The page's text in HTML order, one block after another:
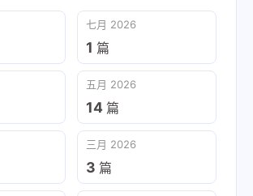
七月 2026
1 篇
五月 2026
14 篇
三月 2026
3 篇